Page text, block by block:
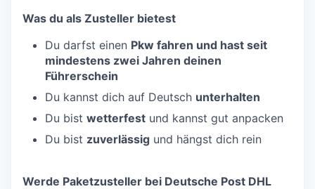
Was du als Zusteller bietest
Du darfst einen Pkw fahren und hast seit
mindestens zwei Jahren deinen
Führerschein
Du kannst dich auf Deutsch unterhalten
Du bist wetterfest und kannst gut anpacken
Du bist zuverlässig und hängst dich rein
Werde Paketzusteller bei Deutsche Post DHL